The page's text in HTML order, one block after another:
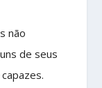
não
de seus